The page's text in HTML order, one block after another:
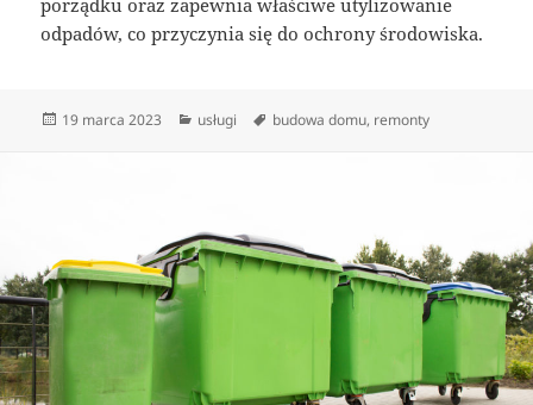
porządku oraz zapewnia właściwe utylizowanie
odpadów, co przyczynia się do ochrony środowiska.
Data
19 marca 2023 Kategorie
usługi Tagi
budowa domu, remonty